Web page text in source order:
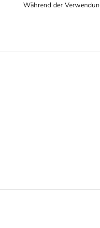
Während der